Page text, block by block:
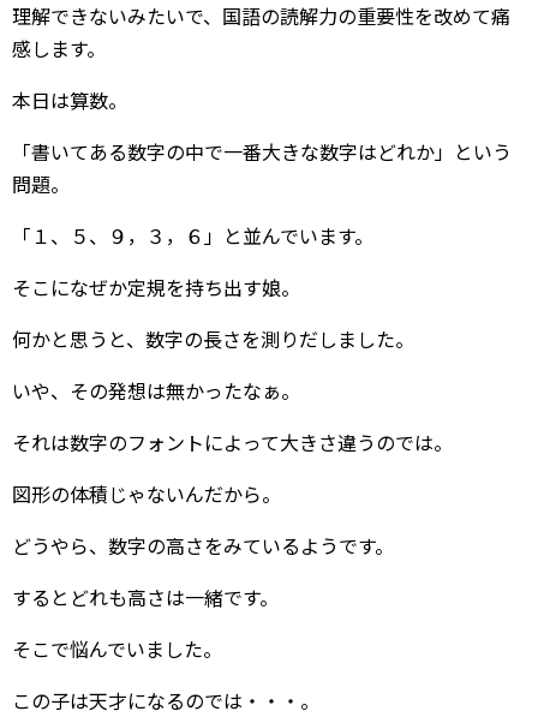
理解できないみたいで、国語の読解力の重要性を改めて痛
感します。
本日は算数。
「書いてある数字の中で一番大きな数字はどれか」という
問題。
「１、５、９，３，６」と並んでいます。
そこになぜか定規を持ち出す娘。
何かと思うと、数字の長さを測りだしました。
いや、その発想は無かったなぁ。
それは数字のフォントによって大きさ違うのでは。
図形の体積じゃないんだから。
どうやら、数字の高さをみているようです。
するとどれも高さは一緒です。
そこで悩んでいました。
この子は天才になるのでは・・・。